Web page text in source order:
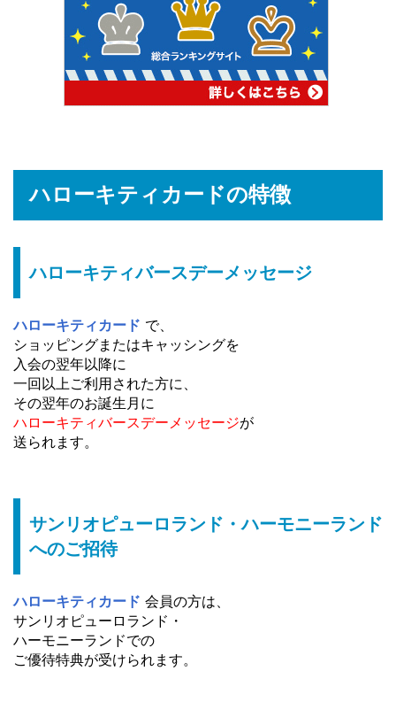
ハローキティカードの特徴
ハローキティバースデーメッセージ
ハローキティカード で、
ショッピングまたはキャッシングを
入会の翌年以降に
一回以上ご利用された方に、
その翌年のお誕生月に
ハローキティバースデーメッセージが
送られます。
サンリオピューロランド・ハーモニーランド
へのご招待
ハローキティカード 会員の方は、
サンリオピューロランド・
ハーモニーランドでの
ご優待特典が受けられます。